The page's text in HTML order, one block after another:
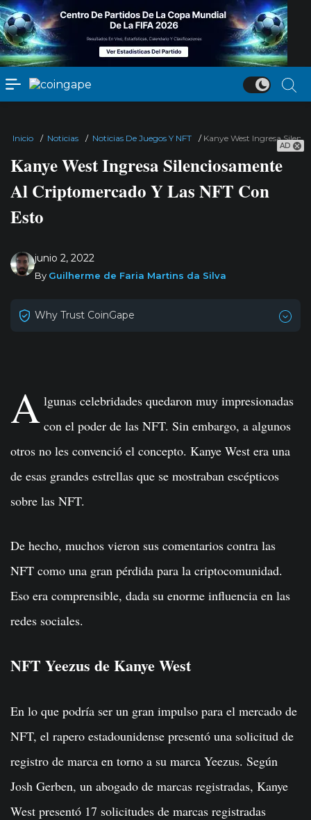
AD
Inicio / Noticias / Noticias De Juegos Y NFT / Kanye West Ingresa
Kanye West Ingresa Silenciosamente
Al Criptomercado Y Las NFT Con
Esto
junio 2, 2022
By Guilherme de Faria Martins da Silva
Why Trust CoinGape
A lgunas celebridades quedaron muy impresionadas
con el poder de las NFT. Sin embargo, a algunos
otros no les convenció el concepto. Kanye West era una
de esas grandes estrellas que se mostraban escépticos
sobre las NFT.
De hecho, muchos vieron sus comentarios contra las
NFT como una gran pérdida para la criptocomunidad.
Eso era comprensible, dada su enorme influencia en las
redes sociales.
NFT Yeezus de Kanye West
En lo que podría ser un gran impulso para el mercado de
NFT, el rapero estadounidense presentó una solicitud de
registro de marca en torno a su marca Yeezus. Según
Josh Gerben, un abogado de marcas registradas, Kanye
West presentó 17 solicitudes de marcas registradas